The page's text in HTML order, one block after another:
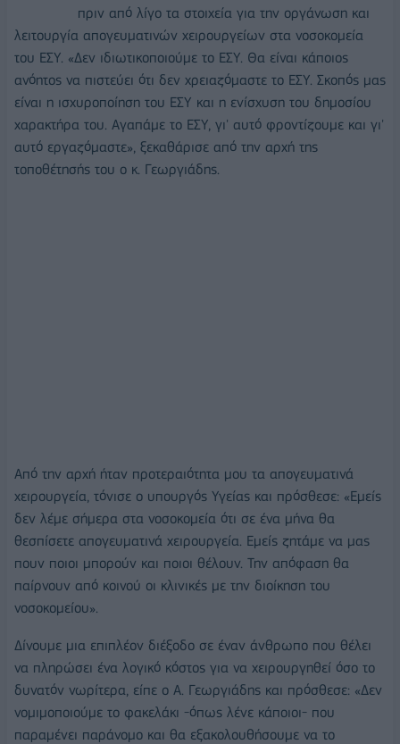
πριν από λίγο τα στοιχεία για την οργάνωση και
λειτουργία απογευματινών χειρουργείων στα νοσοκομεία
του ΕΣΥ. «Δεν ιδιωτικοποιούμε το ΕΣΥ. Θα είναι κάποιος
ανόητος να πιστεύει ότι δεν χρειαζόμαστε το ΕΣΥ. Σκοπός μας
είναι η ισχυροποίηση του ΕΣΥ και η ενίσχυση του δημοσίου
χαρακτήρα του. Αγαπάμε το ΕΣΥ, γι' αυτό φροντίζουμε και γι'
αυτό εργαζόμαστε», ξεκαθάρισε από την αρχή της
τοποθέτησής του ο κ. Γεωργιάδης.
Από την αρχή ήταν προτεραιότητα μου τα απογευματινά
χειρουργεία, τόνισε ο υπουργός Υγείας και πρόσθεσε: «Εμείς
δεν λέμε σήμερα στα νοσοκομεία ότι σε ένα μήνα θα
θεσπίσετε απογευματινά χειρουργεία. Εμείς ζητάμε να μας
πουν ποιοι μπορούν και ποιοι θέλουν. Την απόφαση θα
παίρνουν από κοινού οι κλινικές με την διοίκηση του
νοσοκομείου».
Δίνουμε μια επιπλέον διέξοδο σε έναν άνθρωπο που θέλει
να πληρώσει ένα λογικό κόστος για να χειρουργηθεί όσο το
δυνατόν νωρίτερα, είπε ο Α. Γεωργιάδης και πρόσθεσε: «Δεν
νομιμοποιούμε το φακελάκι -όπως λένε κάποιοι- που
παραμένει παράνομο και θα εξακολουθήσουμε να το